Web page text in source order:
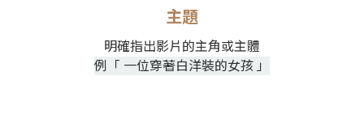
主題
明確指出影片的主角或主體
例「 一位穿著白洋裝的女孩 」